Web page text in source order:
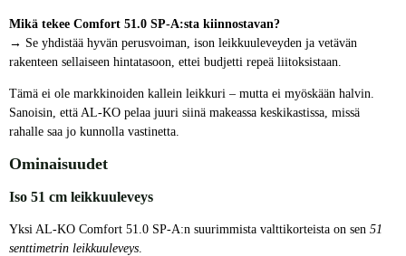
Mikä tekee Comfort 51.0 SP-A:sta kiinnostavan?
→ Se yhdistää hyvän perusvoiman, ison leikkuuleveyden ja vetävän
rakenteen sellaiseen hintatasoon, ettei budjetti repeä liitoksistaan.
Tämä ei ole markkinoiden kallein leikkuri – mutta ei myöskään halvin.
Sanoisin, että AL-KO pelaa juuri siinä makeassa keskikastissa, missä
rahalle saa jo kunnolla vastinetta.
Ominaisuudet
Iso 51 cm leikkuuleveys
Yksi AL-KO Comfort 51.0 SP-A:n suurimmista valttikorteista on sen 51
senttimetrin leikkuuleveys